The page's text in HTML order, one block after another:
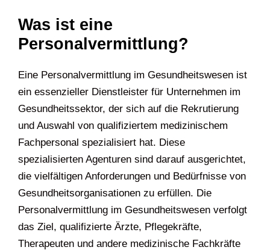
Was ist eine
Personalvermittlung?
Eine Personalvermittlung im Gesundheitswesen ist
ein essenzieller Dienstleister für Unternehmen im
Gesundheitssektor, der sich auf die Rekrutierung
und Auswahl von qualifiziertem medizinischem
Fachpersonal spezialisiert hat. Diese
spezialisierten Agenturen sind darauf ausgerichtet,
die vielfältigen Anforderungen und Bedürfnisse von
Gesundheitsorganisationen zu erfüllen. Die
Personalvermittlung im Gesundheitswesen verfolgt
das Ziel, qualifizierte Ärzte, Pflegekräfte,
Therapeuten und andere medizinische Fachkräfte